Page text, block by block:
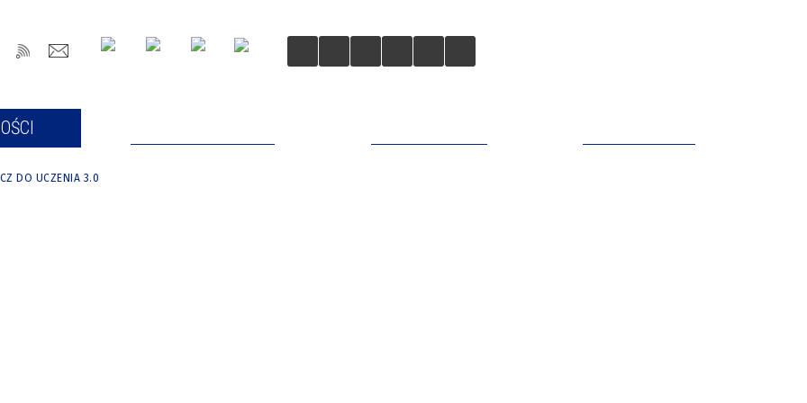
DO UCZENIA 3.0